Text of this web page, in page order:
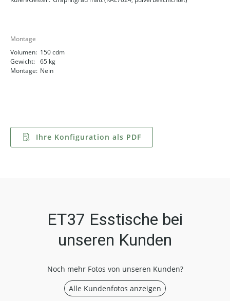
Montage
Volumen: 150 cdm
Gewicht: 65 kg
Montage: Nein
Ihre Konfiguration als PDF
ET37 Esstische bei
unseren Kunden
Noch mehr Fotos von unseren Kunden?
Alle Kundenfotos anzeigen